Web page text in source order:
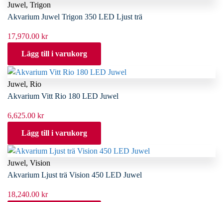
Juwel, Trigon
Akvarium Juwel Trigon 350 LED Ljust trä
17,970.00 kr
Lägg till i varukorg
Juwel, Rio
Akvarium Vitt Rio 180 LED Juwel
6,625.00 kr
Lägg till i varukorg
Juwel, Vision
Akvarium Ljust trä Vision 450 LED Juwel
18,240.00 kr